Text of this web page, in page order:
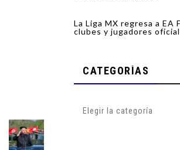
La Liga MX regresa a EA
clubes y jugadores
CATEGORÍAS